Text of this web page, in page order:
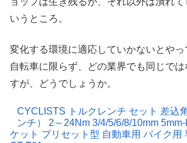
いうところ。
変化する環境に適応していかないとやっ
自転車に限らず、どの業界でも同じで
すが、どうでしょうか。
CYCLISTS トルクレンチ セット 差込
ンチ） 2～24Nm 3/4/5/6/8/10mm
ケット プリセット型 自動車用 バイク用